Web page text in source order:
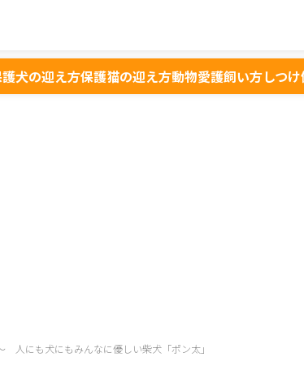
犬の迎え方保護猫の迎え方動物愛護飼い方しつけ
人にも犬にもみんなに優しい柴犬「ポン太」